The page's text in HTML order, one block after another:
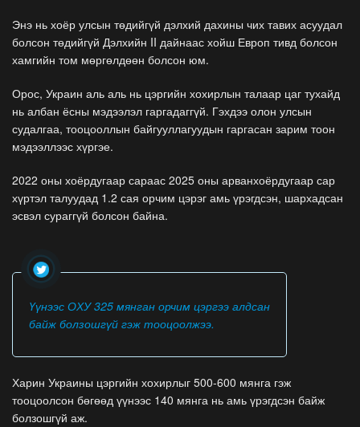
Энэ нь хоёр улсын төдийгүй дэлхий дахины чих тавих асуудал
болсон төдийгүй Дэлхийн II дайнаас хойш Европ тивд болсон
хамгийн том мөргөлдөөн болсон юм.
Орос, Украин аль аль нь цэргийн хохирлын талаар цаг тухайд
нь албан ёсны мэдээлэл гаргадаггүй. Гэхдээ олон улсын
судалгаа, тооцооллын байгууллагуудын гаргасан зарим тоон
мэдээллээс хүргэе.
2022 оны хоёрдугаар сараас 2025 оны арванхоёрдугаар сар
хүртэл талуудад 1.2 сая орчим цэрэг амь үрэгдсэн, шархадсан
эсвэл сураггүй болсон байна.
Үүнээс ОХУ 325 мянган орчим цэргээ алдсан
байж болзошгүй гэж тооцоолжээ.
Харин Украины цэргийн хохирлыг 500-600 мянга гэж
тооцоолсон бөгөөд үүнээс 140 мянга нь амь үрэгдсэн байж
болзошгүй аж.